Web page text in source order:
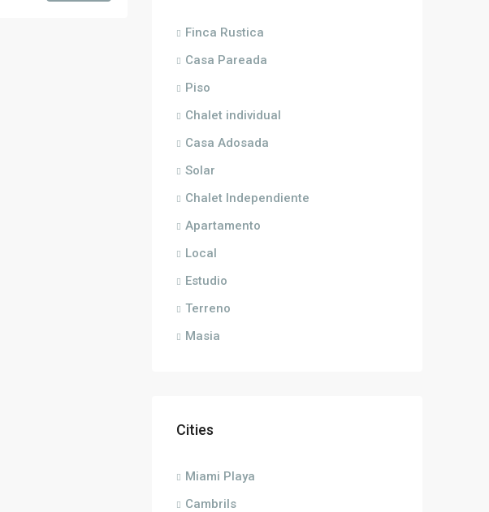
Finca Rustica
Casa Pareada
Piso
Chalet individual
Casa Adosada
Solar
Chalet Independiente
Apartamento
Local
Estudio
Terreno
Masia
Cities
Miami Playa
Cambrils